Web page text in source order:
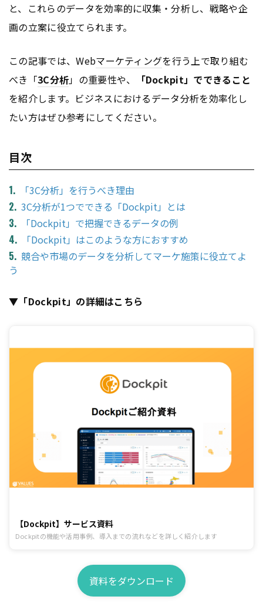
と、これらのデータを効率的に収集・分析し、戦略や企
画の立案に役立てられます。
この記事では、Webマーケティングを行う上で取り組む
べき「3C分析」の重要性や、
「Dockpit」でできること
を紹介します。ビジネスにおけるデータ分析を効率化し
たい方はぜひ参考にしてください。
目次
「3C分析」を行うべき理由
3C分析が1つでできる「Dockpit」とは
「Dockpit」で把握できるデータの例
「Dockpit」はこのような方におすすめ
競合や市場のデータを分析してマーケ施策に役立てよ
う
▼「Dockpit」の詳細はこちら
【Dockpit】サービス資料
Dockpitの機能や活用事例、導入までの流れなどを詳しく紹介します
資料をダウンロード